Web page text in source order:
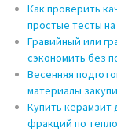
Как проверить
простые тесты
Гравийный или
сэкономить без
Весенняя
материалы
Купить керамзит
фракций по